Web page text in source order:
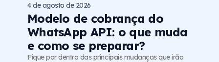
Modelo de cobrança do
WhatsApp API: o que muda
e como se preparar?
4 de agosto de 2026
Fique por dentro das principais mudanças que irão